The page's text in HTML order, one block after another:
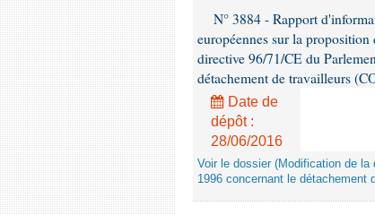
N° 3884 - Rapport
européennes sur la
directive 96/71/CE du
détachement de travailleurs
Date de
dépôt :
28/06/2016
Voir le dossier (Modification de
1996 concernant le détachement